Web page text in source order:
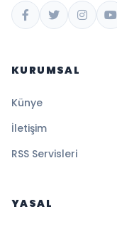
KURUMSAL
Künye
İletişim
RSS Servisleri
YASAL